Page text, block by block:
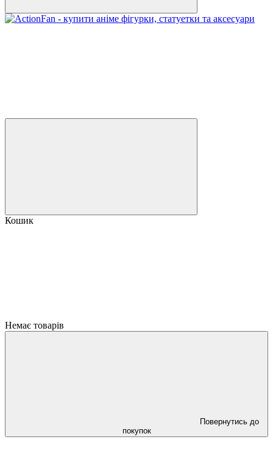
Кошик
Немає товарів
Повернутись до
покупок